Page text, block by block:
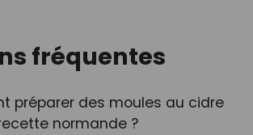
fréquentes
préparer des moules au cidre
normande ?